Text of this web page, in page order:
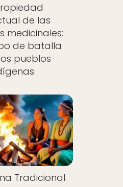
de las
medicinales:
de batalla
pueblos
Tradicional